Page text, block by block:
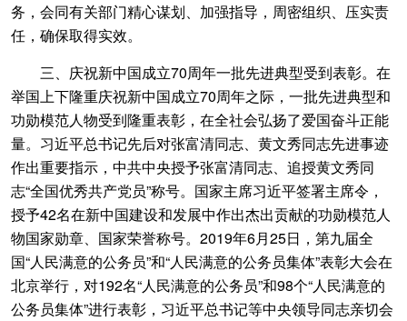
务，会同有关部门精心谋划、加强指导，周密组织、压实责
任，确保取得实效。
三、庆祝新中国成立70周年一批先进典型受到表彰。在
举国上下隆重庆祝新中国成立70周年之际，一批先进典型和
功勋模范人物受到隆重表彰，在全社会弘扬了爱国奋斗正能
量。习近平总书记先后对张富清同志、黄文秀同志先进事迹
作出重要指示，中共中央授予张富清同志、追授黄文秀同
志“全国优秀共产党员”称号。国家主席习近平签署主席令，
授予42名在新中国建设和发展中作出杰出贡献的功勋模范人
物国家勋章、国家荣誉称号。2019年6月25日，第九届全
国“人民满意的公务员”和“人民满意的公务员集体”表彰大会在
北京举行，对192名“人民满意的公务员”和98个“人民满意的
公务员集体”进行表彰，习近平总书记等中央领导同志亲切会